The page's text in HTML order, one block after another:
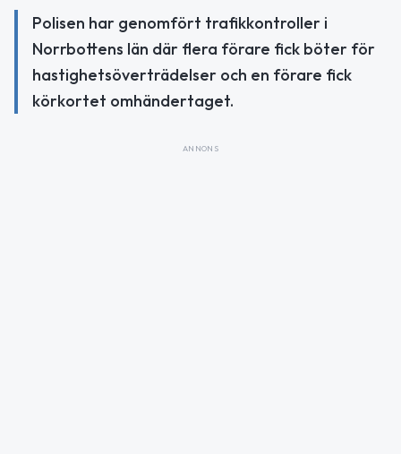
Polisen har genomfört trafikkontroller i
Norrbottens län där flera förare fick böter för
hastighetsöverträdelser och en förare fick
körkortet omhändertaget.
ANNONS